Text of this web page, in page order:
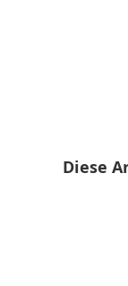
springenDiese